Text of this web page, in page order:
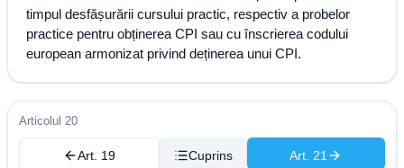
timpul desfășurării cursului practic, respectiv a probelor
practice pentru obținerea CPI sau cu înscrierea codului
european armonizat privind deținerea unui CPI.
Articolul 20
Art. 19 Cuprins Art. 21